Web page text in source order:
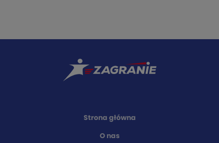
Strona główna
O nas